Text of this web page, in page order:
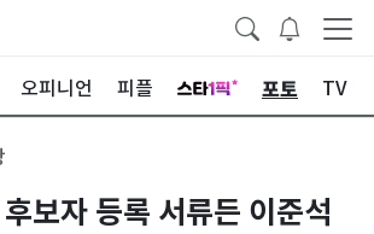
오피니언 피플 포토 TV
보자 등록 서류든 이준석